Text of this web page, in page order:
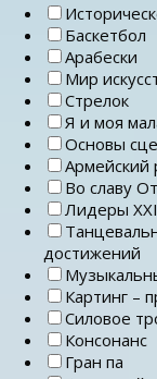
Баскетбол
Арабески
Мир
Стрелок
Я и моя
Основы
Армейский
Во славу
Лидеры ХХI
достижений
Картинг –
Силовое
Консонанс
Гран па